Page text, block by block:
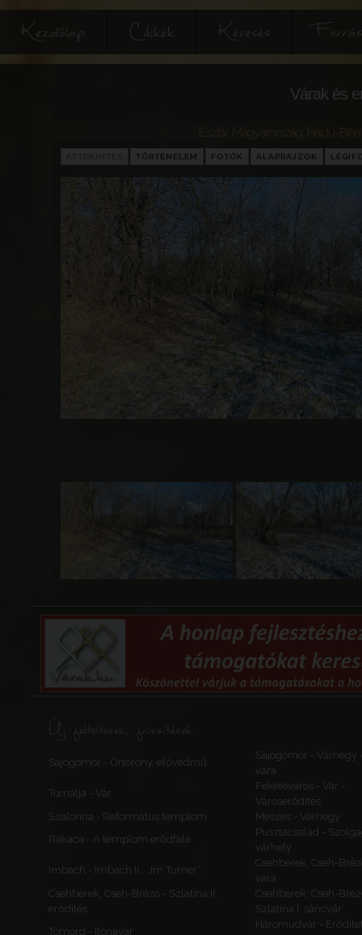
Kezdőlap Cikkek Keresés
Várak és
Esztár Magyarország Hajdú-
TÖRTÉNELEM FOTÓK ALAPRAJZOK
Új feltöltések, frissítések
Sajógömör - Őrtorony, elővédmű
Sajógömör - Várhegy
vára
Tornalja - Vár
Feketeváros - Vár -
Városerődítés
Szalonna - Református templom
Meszes - Várhegy
Rakaca - A templom erődfala
Pusztacsalád -
várhely
Imbach - Imbach II., „Im Turner”
Csehberek, Cseh-
vára
Csehberek, Cseh-Brézó - Szlatina II.
erődítés
Csehberek, Cseh-
Szlatina I. sáncvár
Tömörd - Ilonavár
Háromudvar -